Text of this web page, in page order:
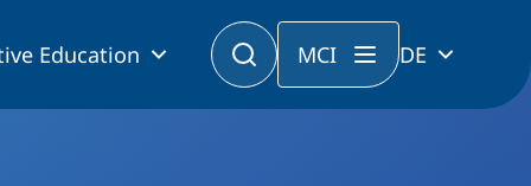
Education MCI DE